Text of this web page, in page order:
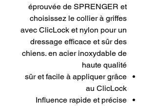
éprouvée de SPRENGER et
choisissez le collier à griffes
avec ClicLock et nylon pour un
dressage efficace et sûr des
chiens. en acier inoxydable de
haute qualité
sûr et facile à appliquer grâce
au ClicLock
Influence rapide et précise